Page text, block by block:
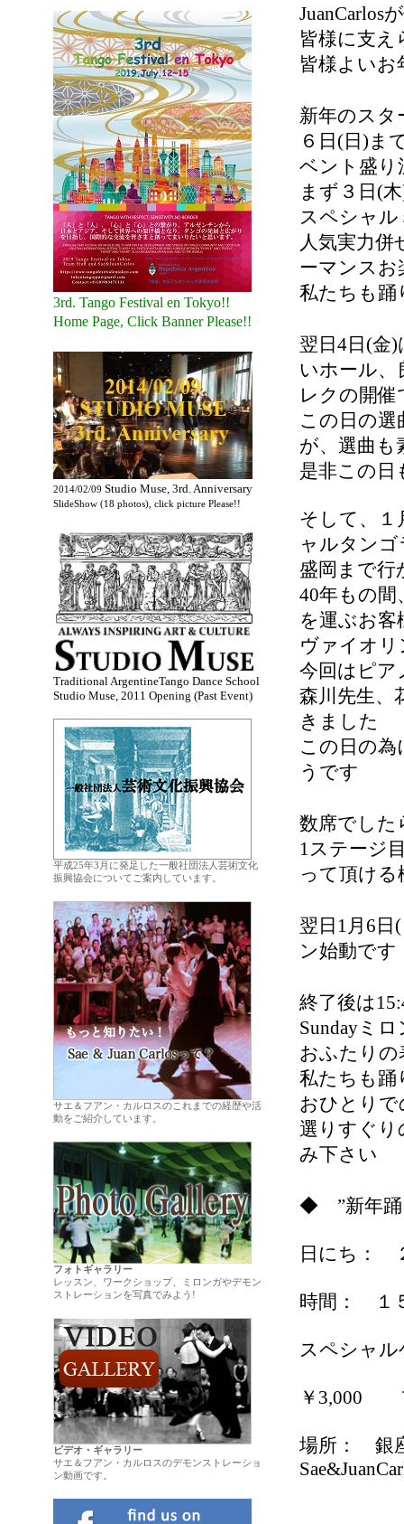
JuanCarlos
皆様に支え
皆様よいお
新年のスタ
６日(日)ま
ベント盛り
まず３日(
スペシャ
人気実力
ーマンスお
私たちも踊
翌日4日(金
いホール、
レクの開催
この日の選
が、選曲も
是非この日
そして、１
ャルタン
盛岡まで行
40年もの間
を運ぶお
ヴァイオリ
今回はピア
森川先生、
きました
この日の
うです
数席でした
1ステージ
って頂け
翌日1月6
ン始動です
終了後は
Sundayミ
おふたり
私たちも踊
おひとりで
選りすぐり
み下さい
◆ ”新年踊
日にち：
時間： １
スペシ
￥3,000
場所： 銀
3rd. Tango Festival en Tokyo!!
Home Page, Click Banner Please!!
2014/02/09 Studio Muse, 3rd. Anniversary
SlideShow (18 photos), click picture Please!!
Traditional ArgentineTango Dance School
Studio Muse, 2011 Opening (Past Event)
平成25年3月に発足した一般社団法人芸術文化
振興協会についてご案内しています。
サエ＆フアン・カルロスのこれまでの経歴や活
動をご紹介しています。
フォトギャラリー
レッスン、ワークショップ、ミロンガやデモン
ストレーションを写真でみよう!
ビデオ・ギャラリー
サエ＆フアン・カルロスのデモンストレーショ
ン動画です。